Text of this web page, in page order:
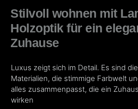
Stilvoll wohnen mit
Holzoptik für ein
Zuhause
Luxus zeigt sich im Detail. Es sind
Materialien, die stimmige Farbwelt
alles zusammenpasst, die ein
wirken